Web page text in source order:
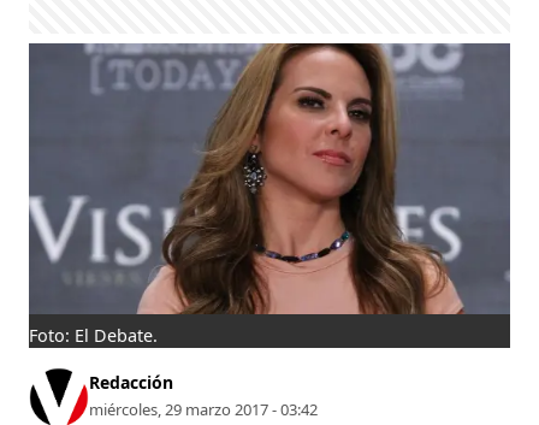
Foto: El Debate.
Redacción
miércoles, 29 marzo 2017 - 03:42